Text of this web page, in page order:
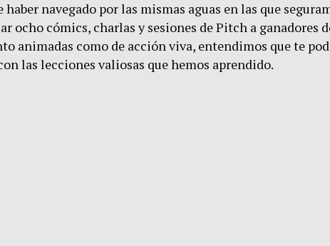
haber navegado por las mismas aguas en las que
ocho cómics, charlas y sesiones de Pitch a ganadores
animadas como de acción viva, entendimos que te
las lecciones valiosas que hemos aprendido.